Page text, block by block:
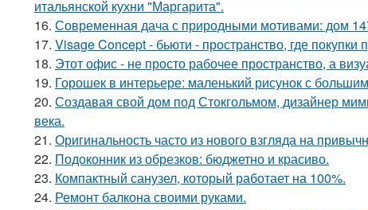
итальянской кухни "Маргарита".
16. Современная дача с природными мотивами: дом
17. Visage Concept - бьюти - пространство, где
18. Этот офис - не просто рабочее пространство, а
19. Горошек в интерьере: маленький рисунок с
20. Создавая свой дом под Стокгольмом, дизайнер
века.
21. Оригинальность часто из нового взгляда на
22. Подоконник из обрезков: бюджетно и красиво.
23. Компактный санузел, который работает на 100%.
24. Ремонт балкона своими руками.